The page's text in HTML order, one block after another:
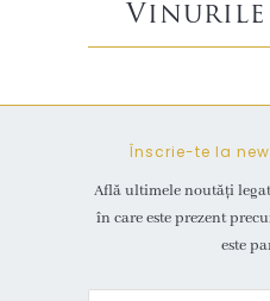
Vinurile
Înscrie-te la
Află ultimele noutăți
în care este prezent
este